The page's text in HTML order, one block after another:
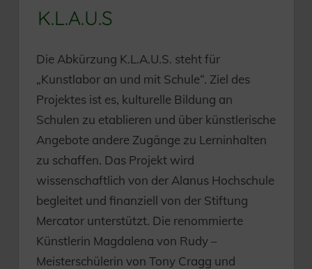
K.L.A.U.S
Die Abkürzung K.L.A.U.S. steht für
„Kunstlabor an und mit Schule“. Ziel des
Projektes ist es, kulturelle Bildung an
Schulen zu etablieren und über künstlerische
Angebote andere Zugänge zu Lerninhalten
zu schaffen. Das Projekt wird
wissenschaftlich von der Alanus Hochschule
begleitet und finanziell von der Stiftung
Mercator unterstützt. Die renommierte
Künstlerin Magdalena von Rudy –
Meisterschülerin von Tony Cragg und